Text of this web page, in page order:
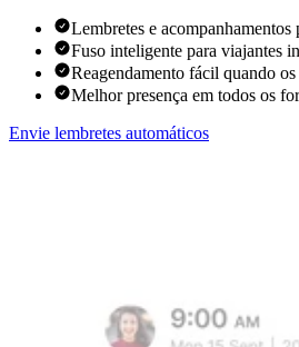
Lembretes e acompanhamentos
Fuso inteligente para viajantes
Reagendamento fácil quando
Melhor presença em todos os
Envie lembretes automáticos